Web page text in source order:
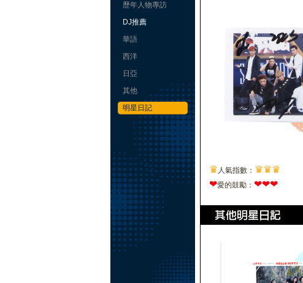
歷年人物專訪
DJ推薦
華語
西洋
日亞
其他
明星日記
♛ 人氣指數： ♛♛♛
❤愛的鼓勵： ❤❤❤